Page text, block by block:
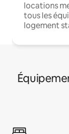
locations
tous les
logement